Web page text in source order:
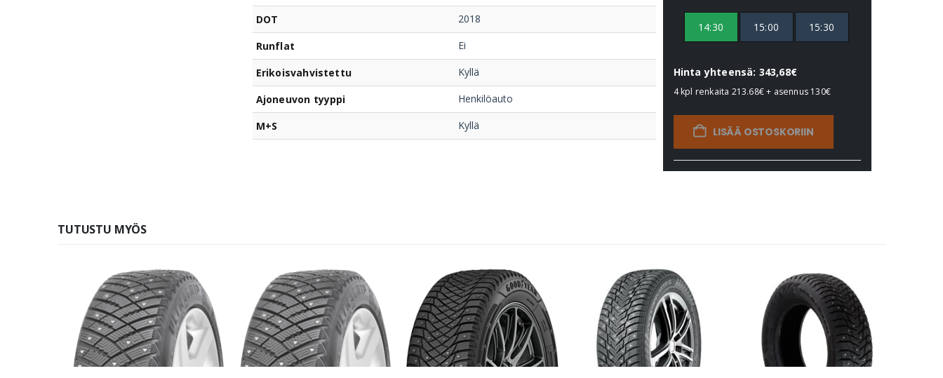
DOT 2018
Runflat Ei
Erikoisvahvistettu Kyllä
Ajoneuvon tyyppi Henkilöauto
M+S Kyllä
14:30 15:00 15:30
Hinta yhteensä: 343,68€
4 kpl renkaita 213.68€+ asennus 130€
LISÄÄ OSTOSKORIIN
TUTUSTU MYÖS